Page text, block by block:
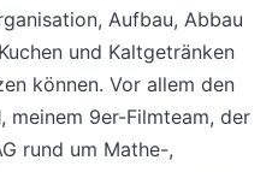
Aufbau, Abbau
und Kaltgetränken
können. Vor allem den
meinem 9er-Filmteam, der
rund um Mathe-,